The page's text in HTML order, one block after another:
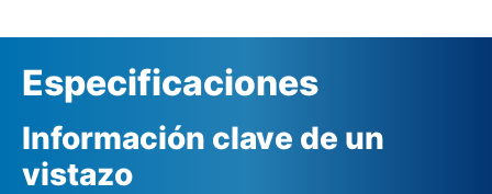
Alimentación externa de 24 V DC (opción)
Especificaciones
Información clave de un
vistazo